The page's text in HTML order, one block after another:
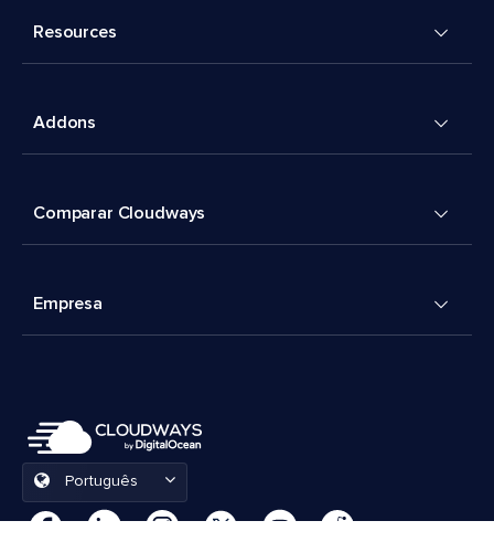
Resources
Addons
Comparar Cloudways
Empresa
Português